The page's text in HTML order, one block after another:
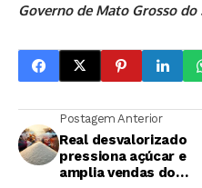
Governo de Mato Grosso do
Postagem Anterior
Real desvalorizado
pressiona açúcar e
amplia vendas do